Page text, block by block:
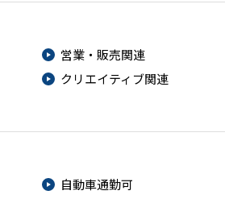
営業・販売関連
クリエイティブ関連
自動車通勤可